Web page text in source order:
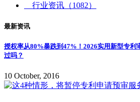
行业资讯 （1082）
最新资讯
授权率从80%暴跌到47%！2026实用新型专
过吗？
10 October, 2016